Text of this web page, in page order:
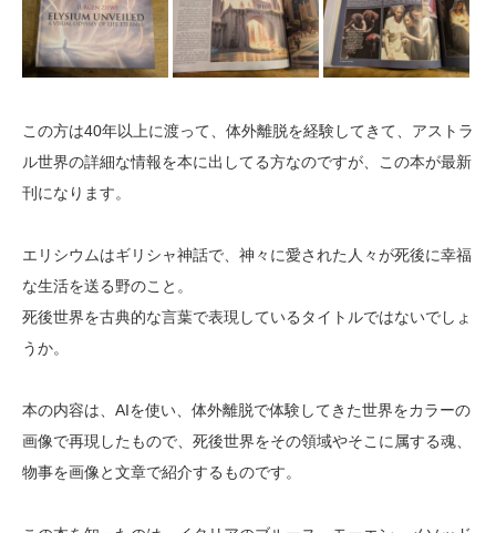
この方は40年以上に渡って、体外離脱を経験してきて、アストラ
ル世界の詳細な情報を本に出してる方なのですが、この本が最新
刊になります。
エリシウムはギリシャ神話で、神々に愛された人々が死後に幸福
な生活を送る野のこと。
死後世界を古典的な言葉で表現しているタイトルではないでしょ
うか。
本の内容は、AIを使い、体外離脱で体験してきた世界をカラーの
画像で再現したもので、死後世界をその領域やそこに属する魂、
物事を画像と文章で紹介するものです。